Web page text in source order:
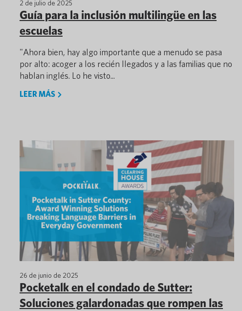
2 de julio de 2025
Guía para la inclusión multilingüe en las
escuelas
"Ahora bien, hay algo importante que a menudo se pasa
por alto: acoger a los recién llegados y a las familias que no
hablan inglés. Lo he visto...
LEER MÁS
26 de junio de 2025
Pocketalk en el condado de Sutter:
Soluciones galardonadas que rompen las